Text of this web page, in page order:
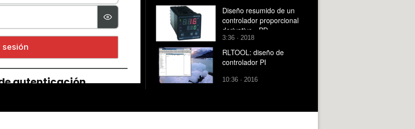
Diseño resumido de un
controlador proporcional
derivativo - PD
3:36 · 2018
RLTOOL: diseño de
controlador PI
10:36 · 2016